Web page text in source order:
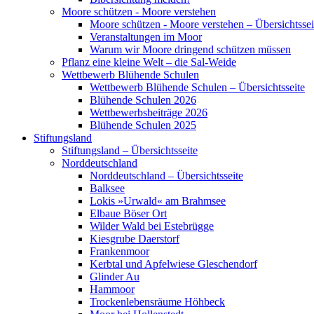
Moore schützen - Moore verstehen
Moore schützen - Moore verstehen –
Veranstaltungen im Moor
Warum wir Moore dringend schützen müssen
Pflanz eine kleine Welt – die Sal-Weide
Wettbewerb Blühende Schulen
Wettbewerb Blühende Schulen – Übersichtsseite
Blühende Schulen 2026
Wettbewerbsbeiträge 2026
Blühende Schulen 2025
Stiftungsland
Stiftungsland – Übersichtsseite
Norddeutschland
Norddeutschland – Übersichtsseite
Balksee
Lokis »Urwald« am Brahmsee
Elbaue Böser Ort
Wilder Wald bei Estebrügge
Kiesgrube Daerstorf
Frankenmoor
Kerbtal und Apfelwiese Gleschendorf
Glinder Au
Hammoor
Trockenlebensräume Höhbeck